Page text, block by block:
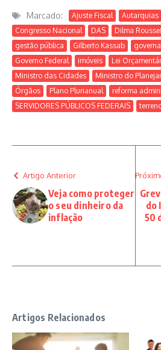
Marcado: Ajuste Fiscal Autarquias
Congresso Nacional
DAS Dilma
gestão pública
Gilberto Kassab
Governo Federal
imóveis Lei
Ministro das Cidades
Ministro do
Órgãos
Plano Plurianual reforma
SERVIDORES PÚBLICOS FEDERAIS
Artigo Anterior
Veja como proteger
o seu dinheiro da
inflação
do
50
Artigos Relacionados